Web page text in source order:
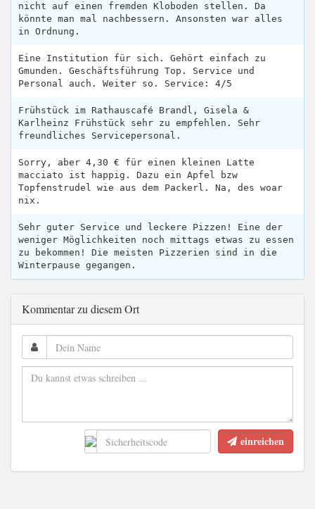
nicht auf einen fremden Kloboden stellen. Da
könnte man mal nachbessern. Ansonsten war alles
in Ordnung.
Eine Institution für sich. Gehört einfach zu
Gmunden. Geschäftsführung Top. Service und
Personal auch. Weiter so. Service: 4/5
Frühstück im Rathauscafé Brandl, Gisela &
Karlheinz Frühstück sehr zu empfehlen. Sehr
freundliches Servicepersonal.
Sorry, aber 4,30 € für einen kleinen Latte
macciato ist happig. Dazu ein Apfel bzw
Topfenstrudel wie aus dem Packerl. Na, des woar
nix.
Sehr guter Service und leckere Pizzen! Eine der
weniger Möglichkeiten noch mittags etwas zu essen
zu bekommen! Die meisten Pizzerien sind in die
Winterpause gegangen.
Kommentar zu diesem Ort
einreichen